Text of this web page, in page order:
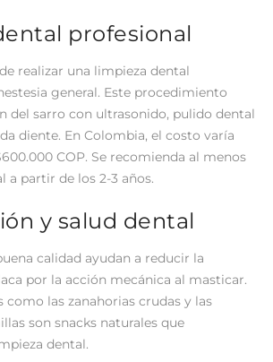
profesional
realizar una limpieza dental
general. Este procedimiento
del sarro con ultrasonido, pulido dental
diente. En Colombia, el costo varía
COP. Se recomienda al menos
a partir de los 2-3 años.
y salud dental
calidad ayudan a reducir la
por la acción mecánica al masticar.
las zanahorias crudas y las
son snacks naturales que
dental.